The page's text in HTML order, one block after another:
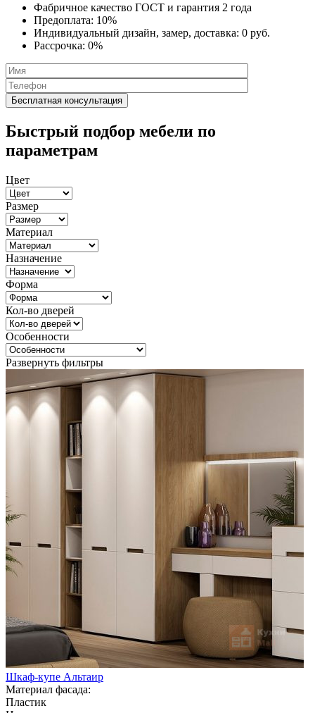
Фабричное качество ГОСТ и гарантия 2 года
Предоплата: 10%
Индивидуальный дизайн, замер, доставка: 0 руб.
Рассрочка: 0%
Быстрый подбор мебели по
параметрам
Цвет
Размер
Материал
Назначение
Форма
Кол-во дверей
Особенности
Развернуть фильтры
Шкаф-купе Альтаир
Материал фасада:
Пластик